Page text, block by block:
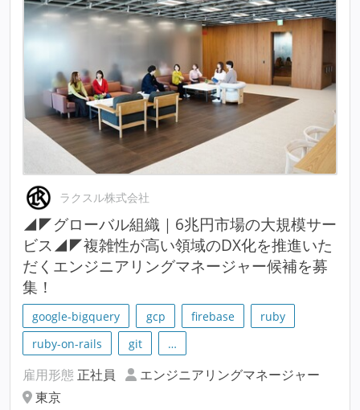
ラクスル株式会社
◢◤グローバル組織｜6兆円市場の大規模サー
ビス◢◤複雑性が高い領域のDX化を推進いた
だくエンジニアリングマネージャー候補を募
集！
google-bigquery gcp firebase
ruby
ruby-on-rails
git …
雇用形態 正社員
エンジニアリングマネージャー
東京